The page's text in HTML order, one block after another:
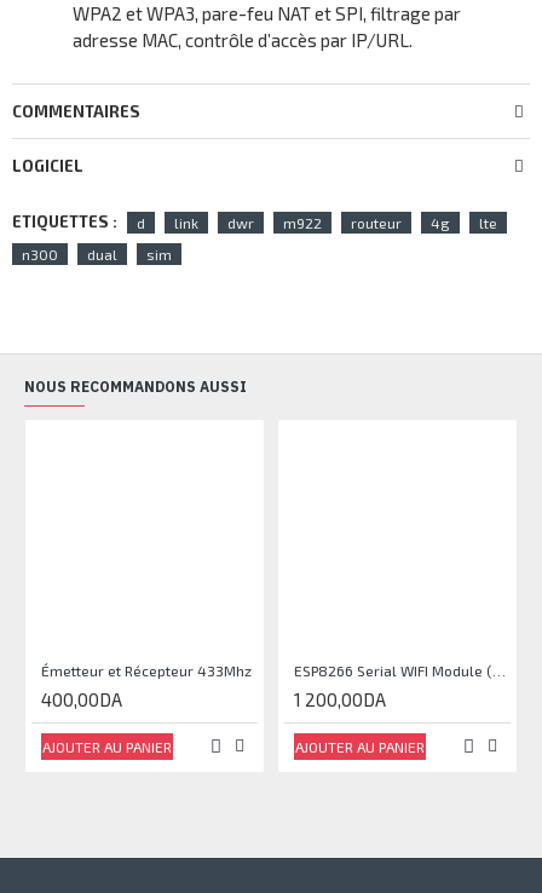
WPA2 et WPA3, pare-feu NAT et SPI, filtrage par
adresse MAC, contrôle d’accès par IP/URL.
COMMENTAIRES
LOGICIEL
ETIQUETTES : d link dwr m922 routeur 4g
lte
n300
dual sim
NOUS RECOMMANDONS AUSSI
Émetteur et Récepteur 433Mhz
400,00DA
AJOUTER AU PANIER
1 200,00DA
AJOUTER AU PANIER